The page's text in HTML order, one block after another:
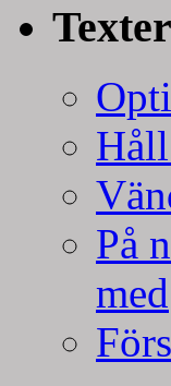
På
med